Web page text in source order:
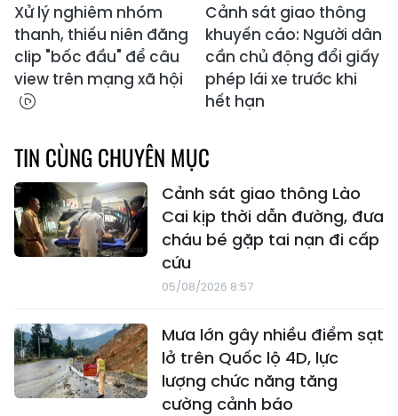
Xử lý nghiêm nhóm
thanh, thiếu niên đăng
clip "bốc đầu" để câu
view trên mạng xã hội
Cảnh sát giao thông
khuyến cáo: Người dân
cần chủ động đổi giấy
phép lái xe trước khi
hết hạn
TIN CÙNG CHUYÊN MỤC
Cảnh sát giao thông Lào
Cai kịp thời dẫn đường, đưa
cháu bé gặp tai nạn đi cấp
cứu
05/08/2026 8:57
Mưa lớn gây nhiều điểm sạt
lở trên Quốc lộ 4D, lực
lượng chức năng tăng
cường cảnh báo